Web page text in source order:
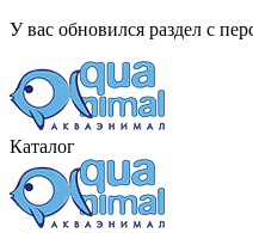
У вас обновился раздел с
Каталог